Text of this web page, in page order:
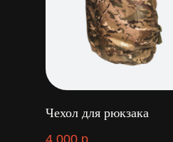
Чехол для рюкзака